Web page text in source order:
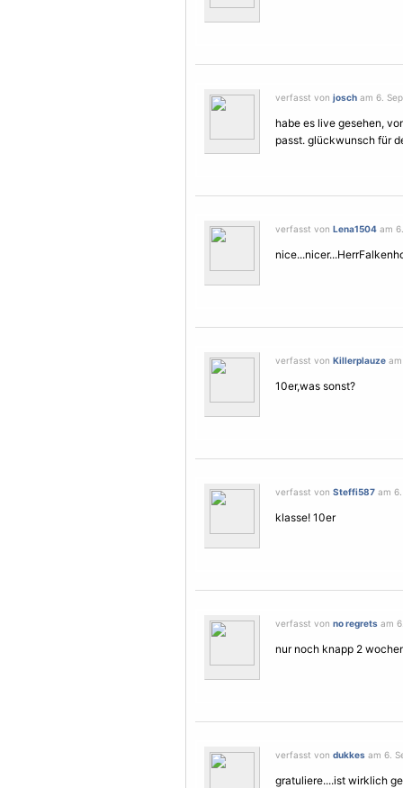
verfasst von josch am 6.
habe es live gesehen,
passt. glückwunsch für
verfasst von Lena1504 am
verfasst von Killerplauze
10er,was sonst?
verfasst von Steffi587 am
klasse! 10er
verfasst von no regrets am
nur noch knapp 2
verfasst von dukkes am 6.
gratuliere....ist wirklich